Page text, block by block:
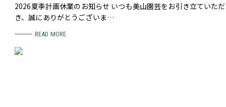
2026夏季計画休業のお知らせ いつも美山園芸をお引き立ていただ
き、誠にありがとうございま…
READ MORE